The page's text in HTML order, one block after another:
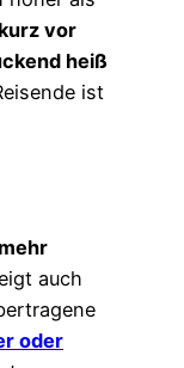
kurz vor
heiß
ist
auch
oder